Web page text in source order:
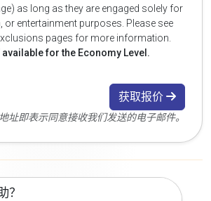
as long as they are engaged solely for
or entertainment purposes. Please see
pages for more information.
for the Economy Level.
获取报价
址即表示同意接收我们发送的电子邮件。
？